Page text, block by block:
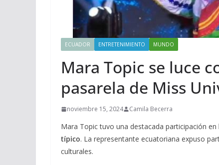
ECUADOR ENTRETENIMIENTO MUNDO
Mara Topic se luce
pasarela de Miss
noviembre 15, 2024 Camila Becerra
Mara Topic tuvo una destacada participación en
típico. La representante ecuatoriana expuso
culturales.